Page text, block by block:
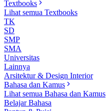
Textbooks
Lihat semua Textbooks
TK
SD
SMP
SMA
Universitas
Lainnya
Arsitektur & Design Interior
Bahasa dan Kamus
Lihat semua Bahasa dan Kamus
Belajar Bahasa